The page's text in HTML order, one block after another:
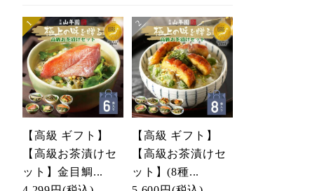
【高級 ギフト】
【高級お茶漬けセ
ット】金目鯛...
【高級 ギフト】
【高級お茶漬けセ
ット】(8種...